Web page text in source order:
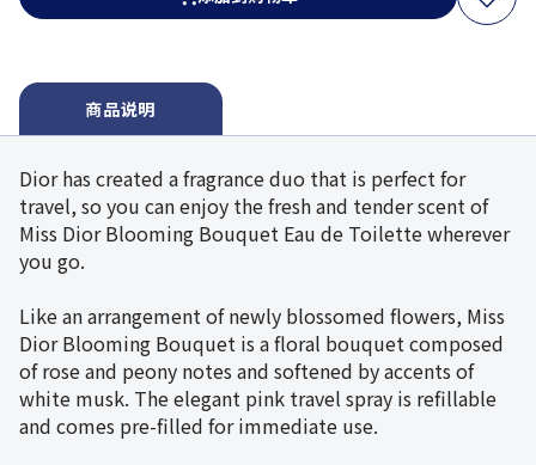
商品说明
Dior has created a fragrance duo that is perfect for
travel, so you can enjoy the fresh and tender scent of
Miss Dior Blooming Bouquet Eau de Toilette wherever
you go.
Like an arrangement of newly blossomed flowers, Miss
Dior Blooming Bouquet is a floral bouquet composed
of rose and peony notes and softened by accents of
white musk. The elegant pink travel spray is refillable
and comes pre-filled for immediate use.